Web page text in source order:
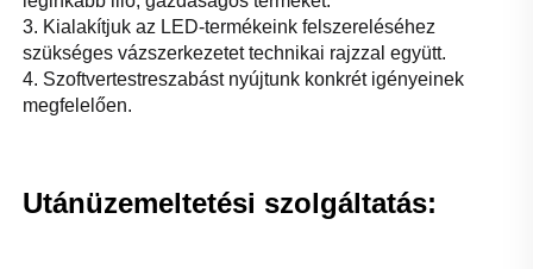
3. Kialakítjuk az LED-termékeink felszereléséhez
szükséges vázszerkezetet technikai rajzzal együtt.
4. Szoftvertestreszabást nyújtunk konkrét igényeinek
megfelelően.
Utánüzemeltetési szolgáltatás: